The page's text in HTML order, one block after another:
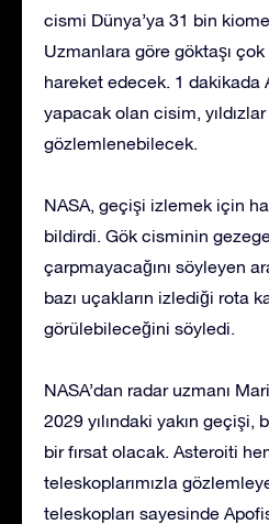
cismi Dünya’ya 31 bin
Uzmanlara göre göktaşı çok
hareket edecek. 1 dakikada
yapacak olan cisim,
gözlemlenebilecek.
NASA, geçişi izlemek için
bildirdi. Gök cisminin
çarpmayacağını söyleyen
bazı uçakların izlediği rota
görülebileceğini söyledi.
NASA’dan radar uzmanı
2029 yılındaki yakın geçişi,
bir fırsat olacak. Asteroiti
teleskoplarımızla
teleskopları sayesinde